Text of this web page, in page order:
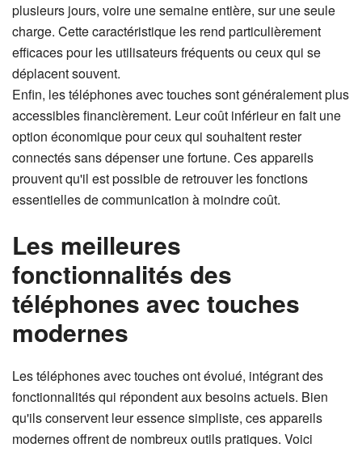
plusieurs jours, voire une semaine entière, sur une seule
charge. Cette caractéristique les rend particulièrement
efficaces pour les utilisateurs fréquents ou ceux qui se
déplacent souvent.
Enfin, les téléphones avec touches sont généralement plus
accessibles financièrement. Leur coût inférieur en fait une
option économique pour ceux qui souhaitent rester
connectés sans dépenser une fortune. Ces appareils
prouvent qu'il est possible de retrouver les fonctions
essentielles de communication à moindre coût.
Les meilleures
fonctionnalités des
téléphones avec touches
modernes
Les téléphones avec touches ont évolué, intégrant des
fonctionnalités qui répondent aux besoins actuels. Bien
qu'ils conservent leur essence simpliste, ces appareils
modernes offrent de nombreux outils pratiques. Voici